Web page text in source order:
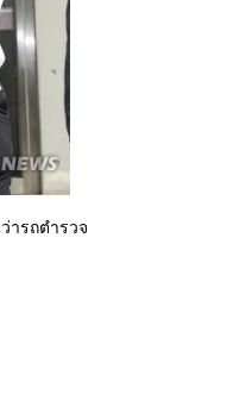
ารถตำรวจ